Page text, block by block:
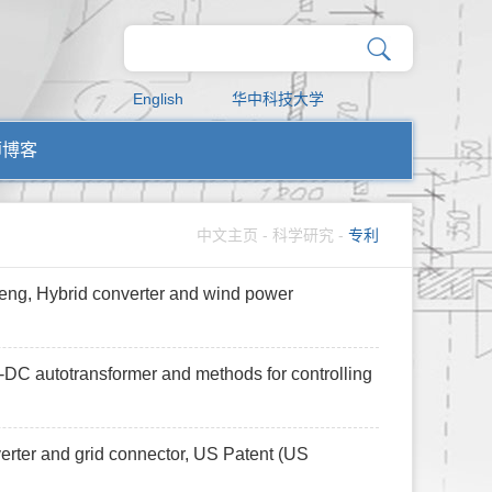
English 华中科技大学
客
中文主页 - 科学研究 - 专利
Hybrid converter and wind power
autotransformer and methods for controlling
and grid connector, US Patent (US